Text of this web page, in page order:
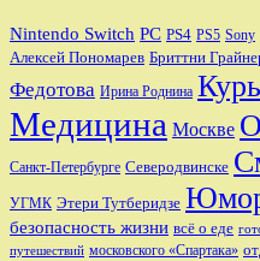
Nintendo Switch PC PS4 PS5 Sony
Алексей Пономарев Бриттни
Федотова Ирина Роднина
Медицина Москве
Санкт-Петербурге Северодвинске
УГМК Этери Тутберидзе
безопасность жизни всё о еде
путешествий московского «Спартака»